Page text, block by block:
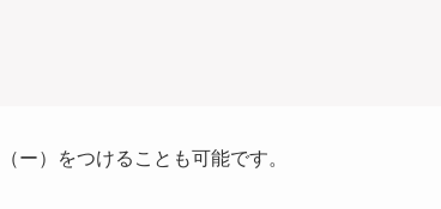
ー）をつけることも可能です。